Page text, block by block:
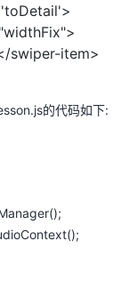
swiper-item>
的代码如下: